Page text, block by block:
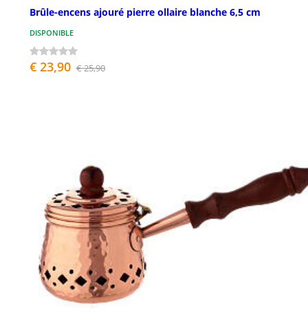
Brûle-encens ajouré pierre ollaire blanche 6,5 cm
DISPONIBLE
€ 23,90 € 25,90